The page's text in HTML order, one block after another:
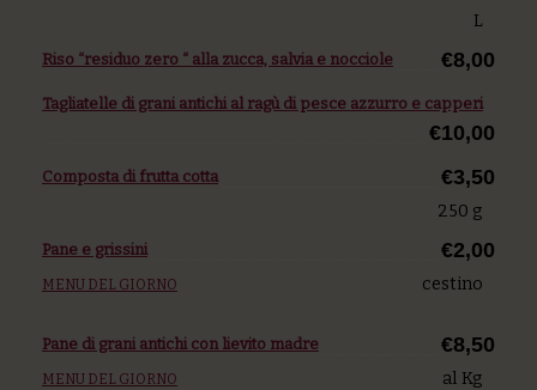
L
Riso “residuo zero “ alla zucca, salvia e nocciole €8,00
Tagliatelle di grani antichi al ragù di pesce azzurro e capperi
€10,00
Composta di frutta cotta €3,50
250 g
Pane e grissini €2,00
cestino
MENU DEL GIORNO
Pane di grani antichi con lievito madre €8,50
al Kg
MENU DEL GIORNO